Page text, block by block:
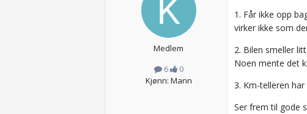
Medlem
6
0
Kjønn: Mann
1. Får ikke opp
virker ikke som
2. Bilen smeller
Noen mente det
3. Km-telleren
Ser frem til gode